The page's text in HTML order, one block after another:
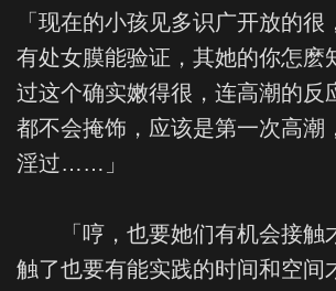
「现在的小孩见多识广开放的很
有处女膜能验证，其她的你怎
过这个确实嫩得很，连高潮的反
都不会掩饰，应该是第一次高潮
淫过……」
「哼，也要她们有机会接触
触了也要有能实践的时间和空间